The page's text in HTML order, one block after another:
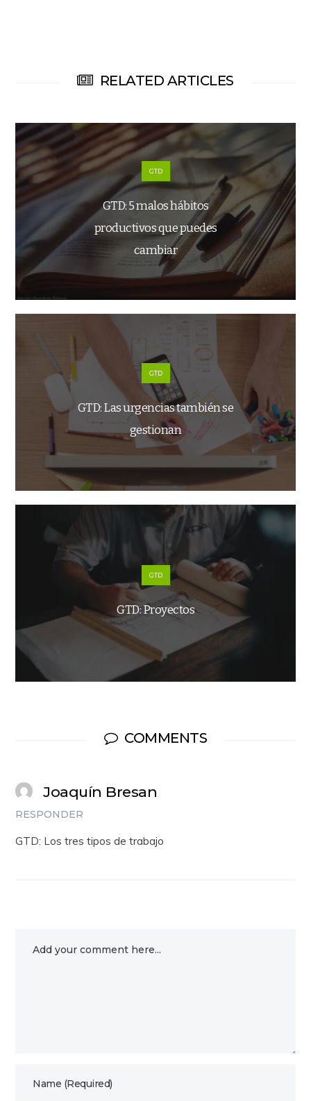
RELATED ARTICLES
GTD
GTD: 5 malos hábitos
productivos que puedes
cambiar
GTD
GTD: Las urgencias también se
gestionan
GTD
GTD: Proyectos
COMMENTS
Joaquín Bresan
RESPONDER
GTD: Los tres tipos de trabajo